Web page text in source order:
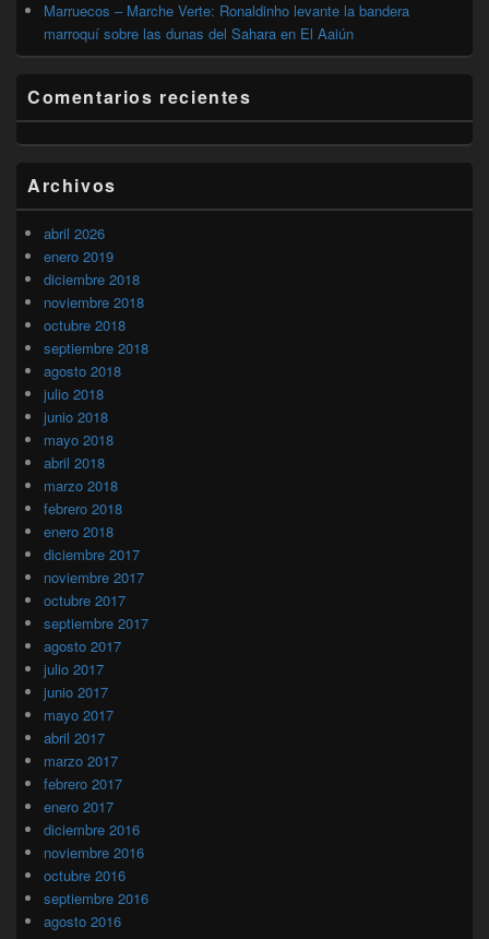
Marruecos – Marche Verte: Ronaldinho levante la bandera
marroquí sobre las dunas del Sahara en El Aaiún
Comentarios recientes
Archivos
abril 2026
enero 2019
diciembre 2018
noviembre 2018
octubre 2018
septiembre 2018
agosto 2018
julio 2018
junio 2018
mayo 2018
abril 2018
marzo 2018
febrero 2018
enero 2018
diciembre 2017
noviembre 2017
octubre 2017
septiembre 2017
agosto 2017
julio 2017
junio 2017
mayo 2017
abril 2017
marzo 2017
febrero 2017
enero 2017
diciembre 2016
noviembre 2016
octubre 2016
septiembre 2016
agosto 2016